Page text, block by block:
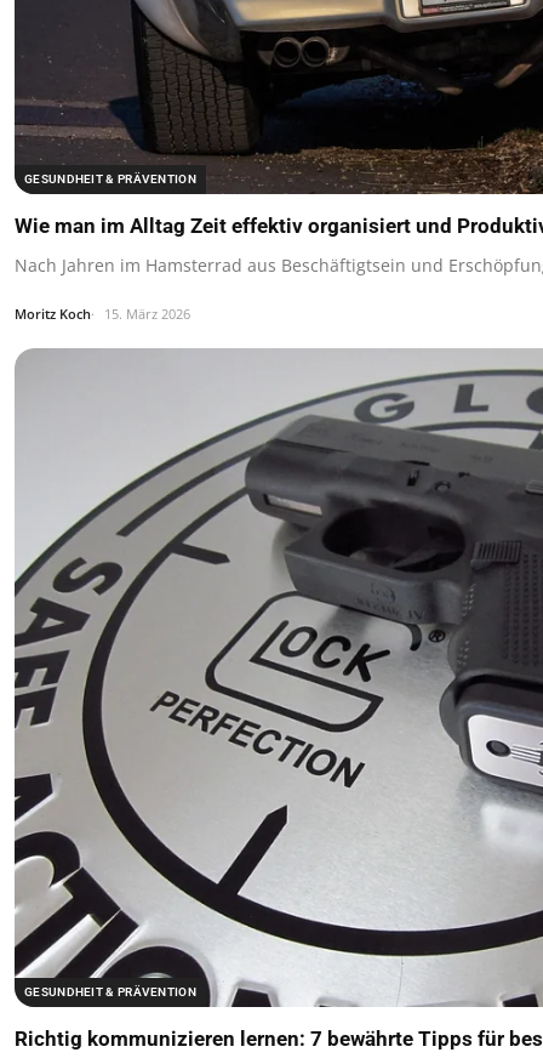
GESUNDHEIT & PRÄVENTION
Wie man im Alltag Zeit effektiv organisiert und
Nach Jahren im Hamsterrad aus Beschäftigtsein und
Moritz Koch 15. März 2026
GESUNDHEIT & PRÄVENTION
Richtig kommunizieren lernen: 7 bewährte Tipps für